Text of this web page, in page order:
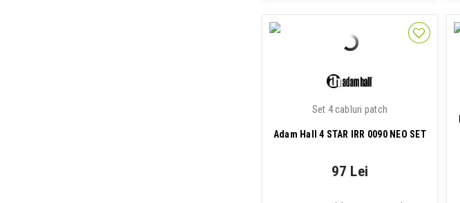
Set 4 cabluri patch
Adam Hall 4 STAR IRR 0090 NEO SET
97 Lei